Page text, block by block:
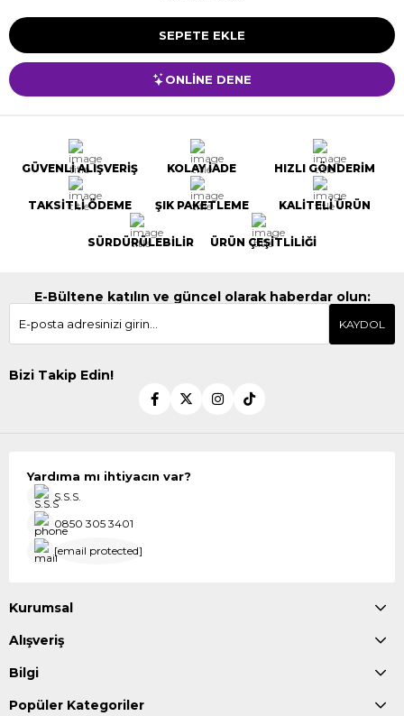
ONLİNE DENE
GÜVENLİ ALIŞVERİŞ KOLAY İADE HIZLI GÖNDERİM
TAKSİTLİ ÖDEME ŞIK PAKETLEME KALİTELİ ÜRÜN
SÜRDÜRÜLEBİLİR ÜRÜN ÇEŞİTLİLİĞİ
E-Bültene katılın ve güncel olarak haberdar olun:
KAYDOL
Bizi Takip Edin!
Yardıma mı ihtiyacın var?
S.S.S.
0850 305 3401
[email protected]
Kurumsal
Alışveriş
Bilgi
Popüler Kategoriler